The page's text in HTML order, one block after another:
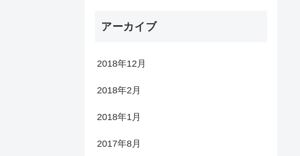
アーカイブ
2018年12月
2018年2月
2018年1月
2017年8月